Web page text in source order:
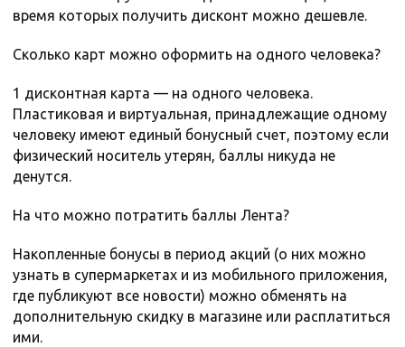
время которых получить дисконт можно дешевле.
Сколько карт можно оформить на одного человека?
1 дисконтная карта — на одного человека.
Пластиковая и виртуальная, принадлежащие одному
человеку имеют единый бонусный счет, поэтому если
физический носитель утерян, баллы никуда не
денутся.
На что можно потратить баллы Лента?
Накопленные бонусы в период акций (о них можно
узнать в супермаркетах и из мобильного приложения,
где публикуют все новости) можно обменять на
дополнительную скидку в магазине или расплатиться
ими.